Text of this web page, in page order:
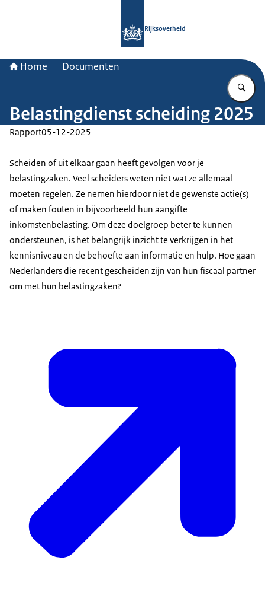
Rijksoverheid
Home Documenten
Belastingdienst scheiding 2025
Rapport05-12-2025
Scheiden of uit elkaar gaan heeft gevolgen voor je
belastingzaken. Veel scheiders weten niet wat ze allemaal
moeten regelen. Ze nemen hierdoor niet de gewenste actie(s)
of maken fouten in bijvoorbeeld hun aangifte
inkomstenbelasting. Om deze doelgroep beter te kunnen
ondersteunen, is het belangrijk inzicht te verkrijgen in het
kennisniveau en de behoefte aan informatie en hulp. Hoe gaan
Nederlanders die recent gescheiden zijn van hun fiscaal partner
om met hun belastingzaken?